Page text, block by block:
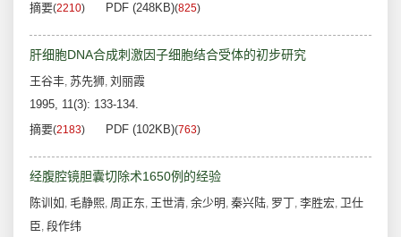
摘要(2210) PDF (248KB)(825)
肝细胞DNA合成刺激因子细胞结合受体的初步研究
王谷丰, 苏先狮, 刘丽霞
1995, 11(3): 133-134.
摘要(2183) PDF (102KB)(763)
经腹腔镜胆囊切除术1650例的经验
陈训如 , 毛静熙, 周正东, 王世清, 余少明 , 秦兴陆, 罗丁, 李胜宏, 卫仕
臣, 段作纬